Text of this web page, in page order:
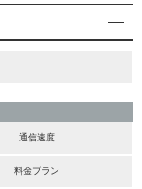
通信速度
料金プラン